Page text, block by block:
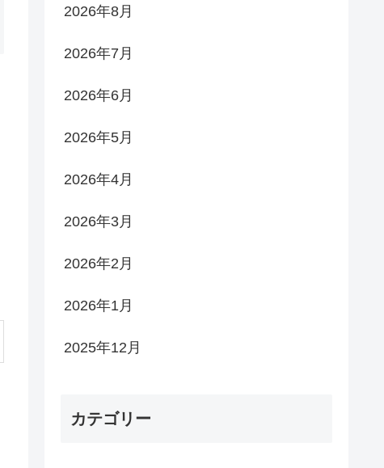
2026年8月
2026年7月
2026年6月
2026年5月
2026年4月
2026年3月
2026年2月
2026年1月
2025年12月
カテゴリー